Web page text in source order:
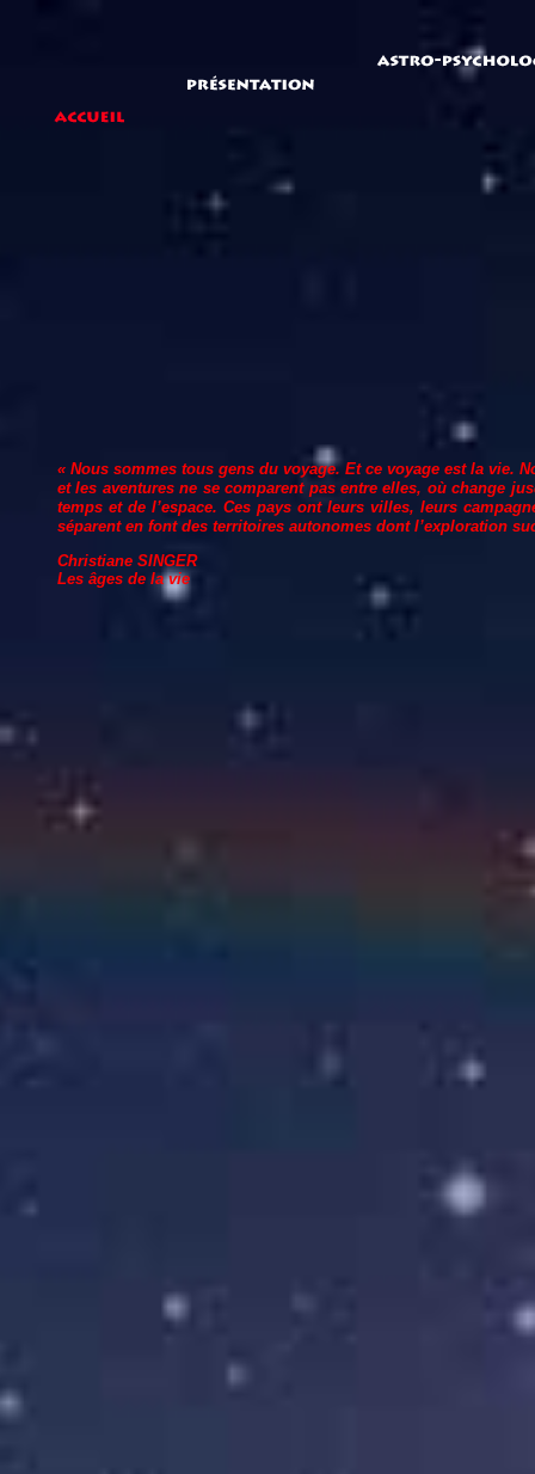
« Nous sommes tous gens du voyage. Et ce voyage est la vie.
et les aventures ne se comparent pas entre elles, où change
temps et de l’espace. Ces pays ont leurs villes, leurs
séparent en font des territoires autonomes dont l’exploration
Christiane SINGER
Les âges de la vie